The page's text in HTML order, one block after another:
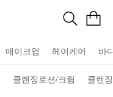
메이크업 헤어케어 바
클렌징로션/크림 클렌